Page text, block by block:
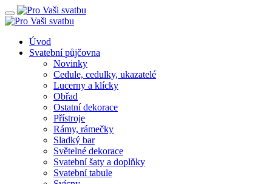
Úvod
Svatební půjčovna
Novinky
Cedule, cedulky, ukazatelé
Lucerny a klícky
Obřad
Ostatní dekorace
Přístroje
Rámy, rámečky
Sladký bar
Světelné dekorace
Svatební šaty a doplňky
Svatební tabule